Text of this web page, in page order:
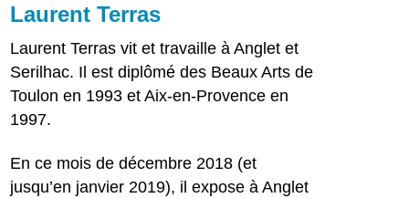
Laurent Terras
Laurent Terras vit et travaille à Anglet et
Serilhac. Il est diplômé des Beaux Arts de
Toulon en 1993 et Aix-en-Provence en
1997.
En ce mois de décembre 2018 (et
jusqu’en janvier 2019), il expose à Anglet